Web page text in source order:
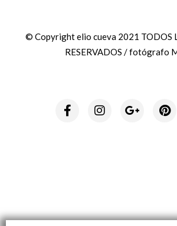
© Copyright elio cueva 2021 TODOS
RESERVADOS / fotógrafo